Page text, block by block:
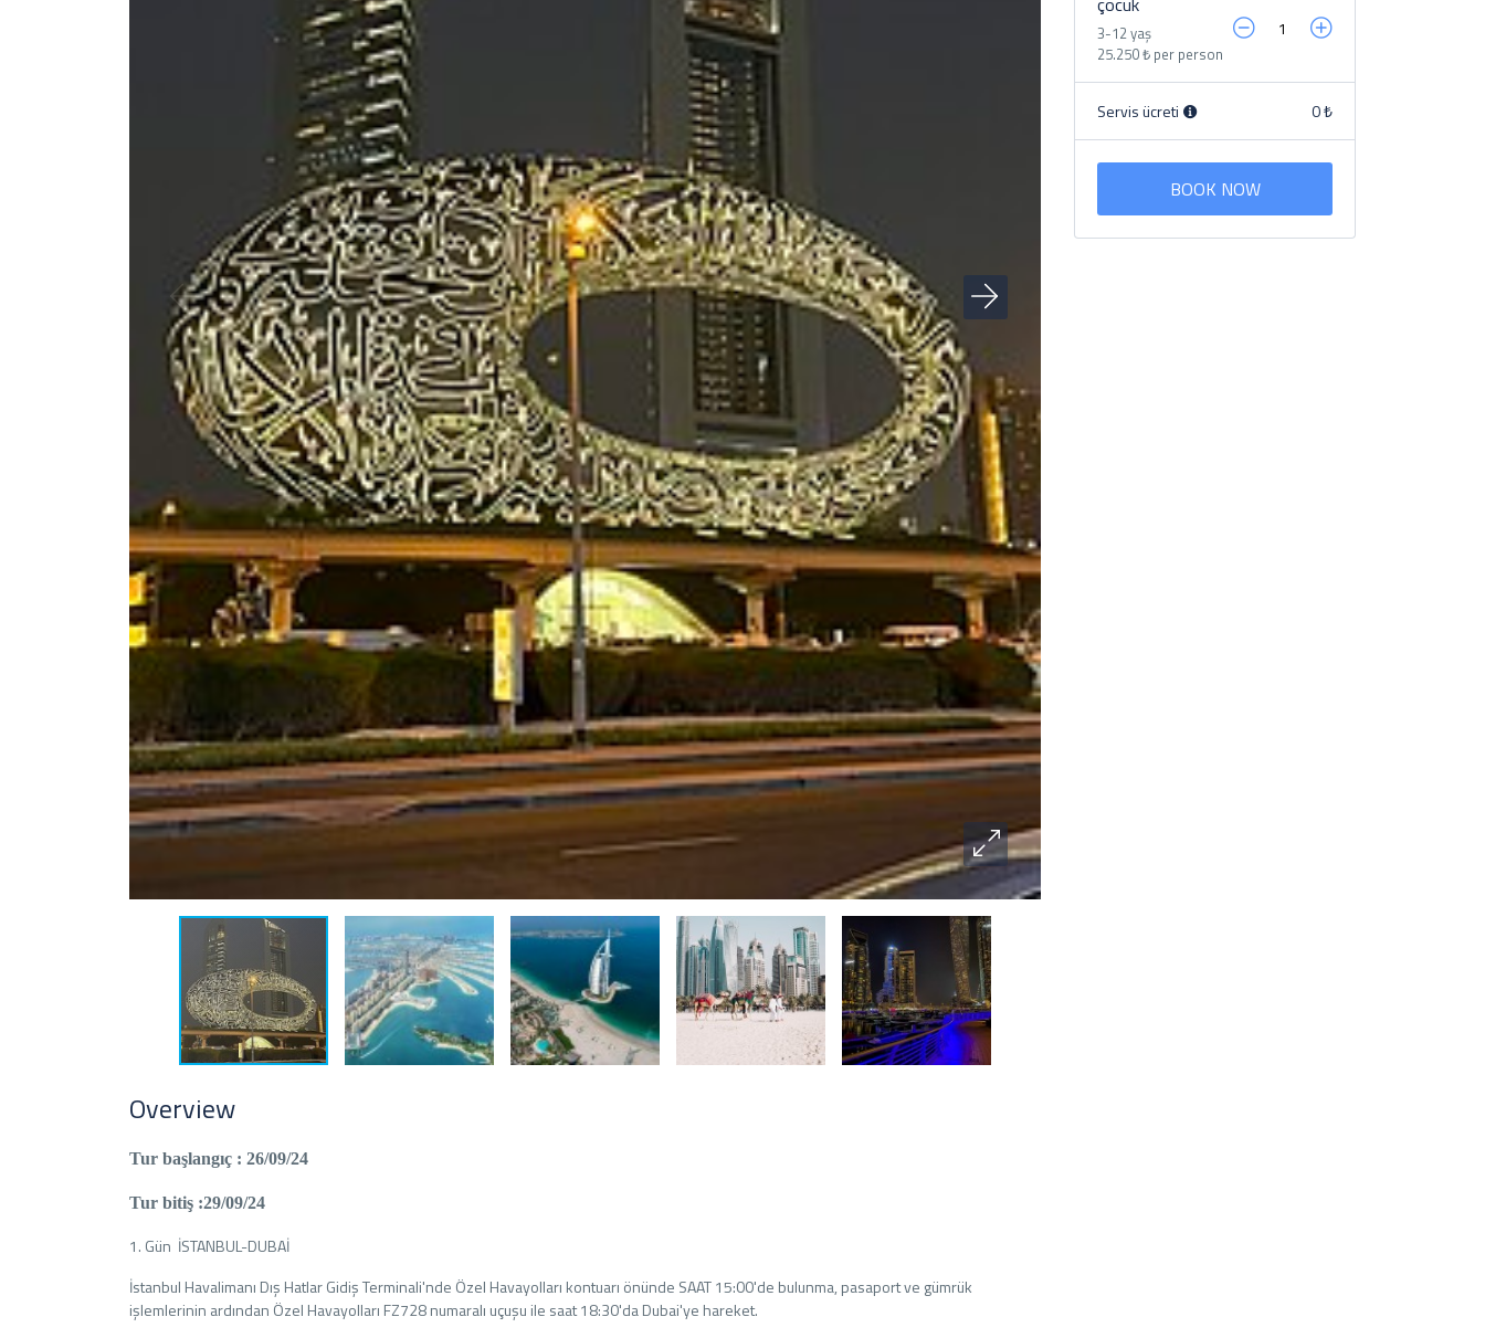
Overview
Tur başlangıç : 26/09/24
Tur bitiş :29/09/24
1. Gün İSTANBUL-DUBAİ
İstanbul Havalimanı Dış Hatlar Gidiş Terminali'nde Özel Havayolları kontuarı önünde SAAT 15:00'de bulunma, pasaport ve gümrük
işlemlerinin ardından Özel Havayolları FZ728 numaralı uçuşu ile saat 18:30'da Dubai'ye hareket.
3-12 yaş
25.250 ₺ per person
Servis ücreti 0 ₺
BOOK NOW